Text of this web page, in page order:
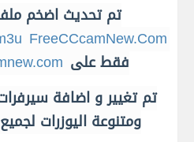
تم تحديث اضخم
FreeCCcamNew.Com
فقط على
تم تغيير و اضافة
ومتنوعة اليوزرات